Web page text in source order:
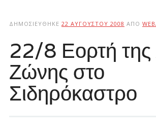
ΔΗΜΟΣΙΕΎΘΗΚΕ 22 ΑΥΓΟΎΣΤΟΥ 2008 ΑΠΌ
22/8 Εορτή της
Ζώνης στο
Σιδηρόκαστρο